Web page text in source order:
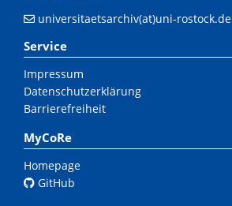
universitaetsarchiv(at)uni-rostock.de
Service
Impressum
Datenschutzerklärung
Barrierefreiheit
MyCoRe
Homepage
GitHub